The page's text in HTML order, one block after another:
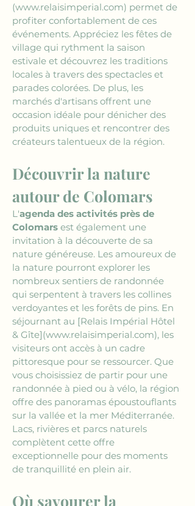
(www.relaisimperial.com) permet de
profiter confortablement de ces
événements. Appréciez les fêtes de
village qui rythment la saison
estivale et découvrez les traditions
locales à travers des spectacles et
parades colorées. De plus, les
marchés d'artisans offrent une
occasion idéale pour dénicher des
produits uniques et rencontrer des
créateurs talentueux de la région.
Découvrir la nature
autour de Colomars
L'agenda des activités près de
Colomars est également une
invitation à la découverte de sa
nature généreuse. Les amoureux de
la nature pourront explorer les
nombreux sentiers de randonnée
qui serpentent à travers les collines
verdoyantes et les forêts de pins. En
séjournant au [Relais Impérial Hôtel
& Gîte](www.relaisimperial.com), les
visiteurs ont accès à un cadre
pittoresque pour se ressourcer. Que
vous choisissiez de partir pour une
randonnée à pied ou à vélo, la région
offre des panoramas époustouflants
sur la vallée et la mer Méditerranée.
Lacs, rivières et parcs naturels
complètent cette offre
exceptionnelle pour des moments
de tranquillité en plein air.
Où savourer la